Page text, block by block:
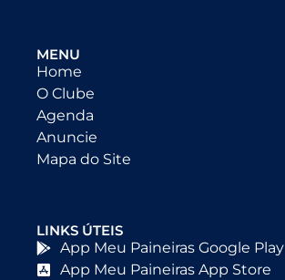
MENU
Home
O Clube
Agenda
Anuncie
Mapa do Site
LINKS ÚTEIS
App Meu Paineiras Google Play
App Meu Paineiras App Store